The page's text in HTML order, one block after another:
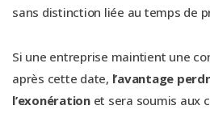
sans distinction liée au temps de
Si une entreprise maintient une
après cette date, l’avantage
l’exonérationet sera soumis aux